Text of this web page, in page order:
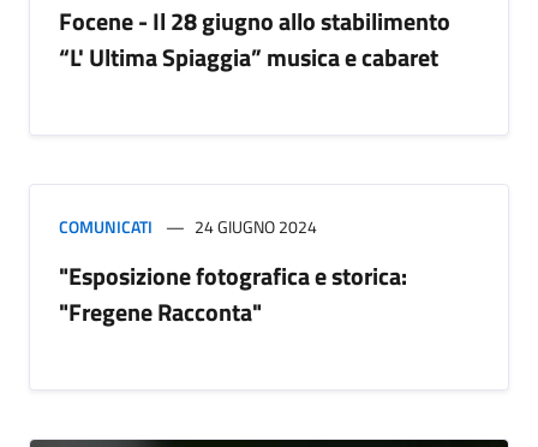
Focene - Il 28 giugno allo stabilimento
“L' Ultima Spiaggia” musica e cabaret
COMUNICATI 24 GIUGNO 2024
"Esposizione fotografica e storica:
"Fregene Racconta"